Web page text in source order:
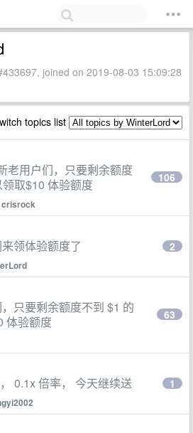
joined on 2019-08-03 15:09:28
topics list
老用户们，只要剩余额度
取$10 体验额度
crisrock
106
领体验额度了 2
只要剩余额度不到 $1 的
体验额度
63
0.1x 倍率， 今天继续送 1